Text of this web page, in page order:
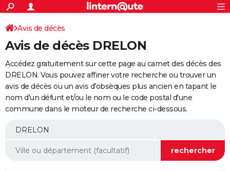
ACTUALITÉS
Politique
Société
Faits Divers
Education
Monde
Villes
+
SPORT
Coupe du monde 2026
Football
Tennis
Cyclisme
Rugby
Forum
Programme TV
TNT
Streaming
Cinéma
Sorties cinéma
Musique
+
FINANCE
Retraite
Epargne
Immobilier
Risques naturels par ville
Banque
Assurance
AUTO
Essais
Réserver un essai
Citadines
Berlines
SUV
Forum auto
+
Mobiles
Meilleur smartphone
Internet
Ordinateurs
Jeux vidéo
Guide high-tech
Aménagement intérieur
Avis de décès
Avis de décès DRELON
Accédez gratuitement sur cette page au carnet des décès des
DRELON. Vous pouvez affiner votre recherche ou trouver un
avis de décès ou un avis d'obsèques plus ancien en tapant le
nom d'un défunt et/ou le nom ou le code postal d'une
commune dans le moteur de recherche ci-dessous.